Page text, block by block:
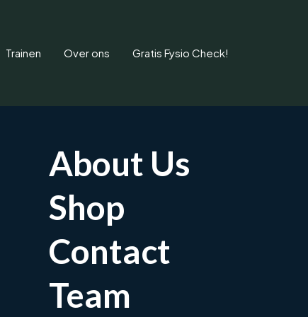
About Us
Shop
Contact
Team
Trainen Over ons Gratis Fysio Check!
Artrose in de
Afspraak maken